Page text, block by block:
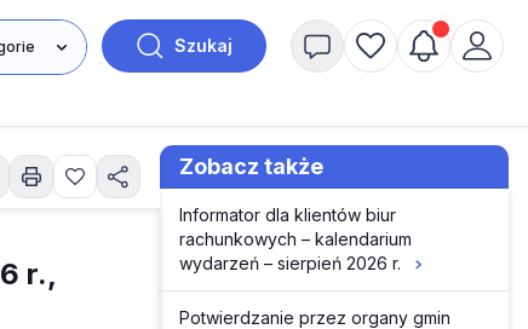
Szukaj
r.,
Zobacz także
Informator dla klientów biur
rachunkowych – kalendarium
wydarzeń – sierpień 2026 r.
Potwierdzanie przez organy gmin